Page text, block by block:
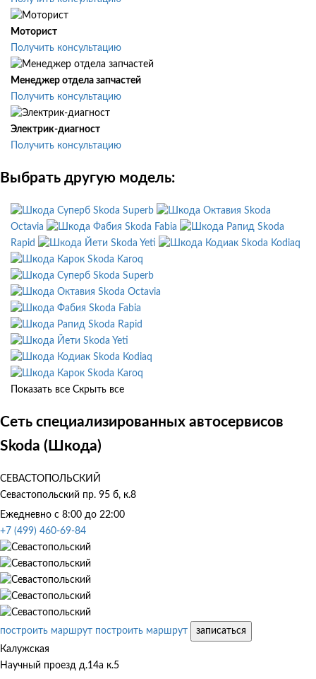
Моторист
Получить консультацию
Менеджер отдела запчастей
Получить консультацию
Электрик-диагност
Получить консультацию
Выбрать другую модель:
Skoda Superb
Skoda
Octavia
Skoda Fabia
Skoda
Rapid
Skoda Yeti
Skoda Kodiaq
Skoda Karoq
Skoda Superb
Skoda Octavia
Skoda Fabia
Skoda Rapid
Skoda Yeti
Skoda Kodiaq
Skoda Karoq
Показать все Скрыть все
Сеть специализированных автосервисов
Skoda (Шкода)
СЕВАСТОПОЛЬСКИЙ
Севастопольский пр. 95 б, к.8
Ежедневно с 8:00 до 22:00
+7 (499) 460-69-84
построить маршрут построить маршрут
записаться
Калужская
Научный проезд д.14а к.5